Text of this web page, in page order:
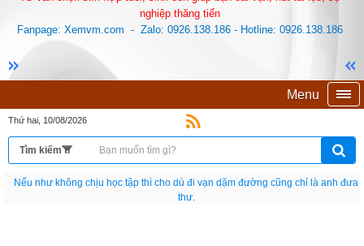
nghiệp thăng tiến
Fanpage: Xemvm.com - Zalo: 0926.138.186 - Hotline: 0926.138.186
Menu
Thứ hai, 10/08/2026
Nếu như không chịu học tập thì cho dù đi vạn dặm đường cũng chỉ là anh đưa
thư.